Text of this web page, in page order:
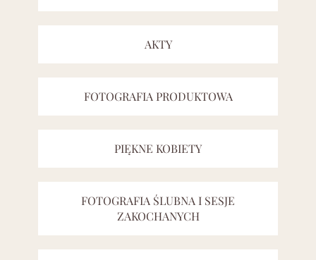
AKTY
FOTOGRAFIA PRODUKTOWA
PIĘKNE KOBIETY
FOTOGRAFIA ŚLUBNA I SESJE
ZAKOCHANYCH